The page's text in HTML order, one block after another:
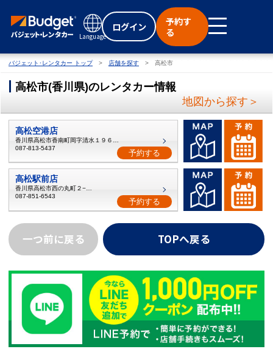
Language
ログイン
予約す
る
バジェット･レンタカー トップ 店舗を探す 高松市
高松市(香川県)のレンタカー情報
地図から探す＞
高松空港店
087-813-5437
予約する
高松駅前店
香川県高松市西の丸町２−２０
087-851-6543
予約する
一つ前に戻る TOPへ戻る